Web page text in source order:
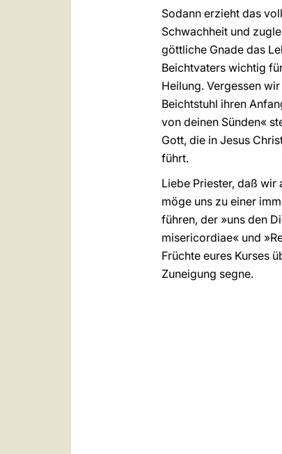
Sodann erzieht das
Schwachheit und
göttliche Gnade das
Beichtvaters wichtig
Heilung. Vergessen
Beichtstuhl ihren
von deinen Sünden«
Gott, die in Jesus
führt.
Liebe Priester, daß
möge uns zu einer
führen, der »uns den
misericordiae« und
Früchte eures Kurses
Zuneigung segne.